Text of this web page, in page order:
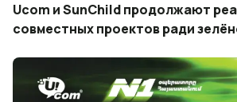
Ucom и SunChild продолжают
совместных проектов ради